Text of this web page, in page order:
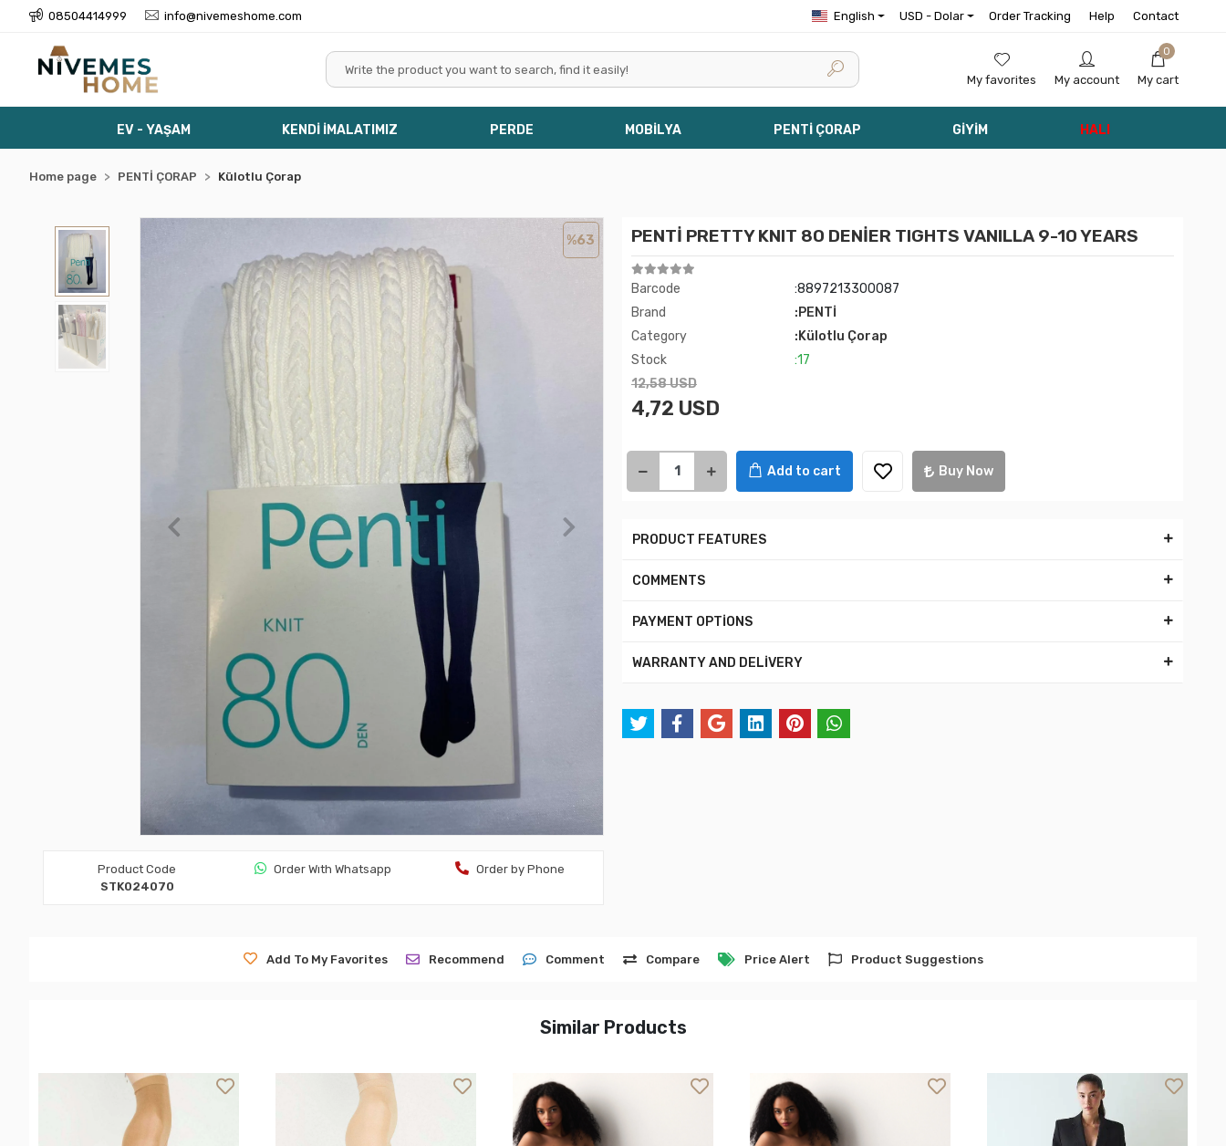
08504414999 info@nivemeshome.com English USD - Dolar Order Tracking Help Contact
My favorites My account
0
My cart
EV - YAŞAM KENDİ İMALATIMIZ PERDE MOBİLYA PENTİ ÇORAP GİYİM HALI
Home page PENTİ ÇORAP Külotlu Çorap
%63
Product Code
STK024070
Order Wıth Whatsapp Order by Phone
PENTİ PRETTY KNIT 80 DENİER TIGHTS VANILLA 9-10 YEARS
Barcode
:8897213300087
Brand
:PENTİ
Category
:Külotlu Çorap
Stock
:17
12,58 USD
4,72 USD
Add to cart Buy Now
PRODUCT FEATURES
COMMENTS
PAYMENT OPTİONS
WARRANTY AND DELİVERY
Add To My Favorites Recommend Comment Compare Price Alert Product Suggestions
Similar Products